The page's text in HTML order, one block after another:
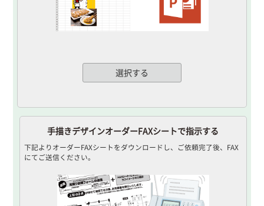
選択する
手描きデザインオーダーFAXシートで指示する
下記よりオーダーFAXシートをダウンロードし、ご依頼完了後、FAX
にてご送信ください。